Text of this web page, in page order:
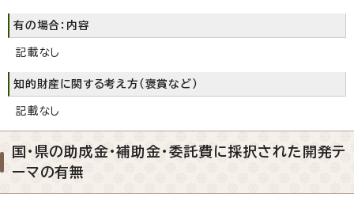
有の場合：内容
記載なし
知的財産に関する考え方（褒賞など）
記載なし
国・県の助成金・補助金・委託費に採択された開発テ
ーマの有無